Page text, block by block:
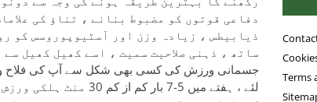
دفاعی قوتوں کو مضبوط بنانے ، تناؤ کی
ذیابیطس ، زیادہ وزن اور آسٹیوپوروسس کو
ساتھ ، ذہنی صلاحیت سمیت ، اسے کھیل کھیل
جسمانی ورزش کی کسی بھی شکل سے آپ کی فلاح و
لئے ، ہفتے میں 5-7 بار
Terms